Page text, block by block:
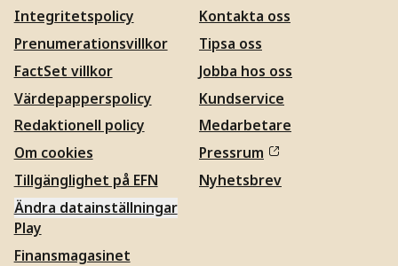
Integritetspolicy
Prenumerationsvillkor
FactSet villkor
Värdepapperspolicy
Redaktionell policy
Om cookies
Tillgänglighet på EFN
Ändra datainställningar
Kontakta oss
Tipsa oss
Jobba hos oss
Kundservice
Medarbetare
Pressrum
Nyhetsbrev
Play
Finansmagasinet